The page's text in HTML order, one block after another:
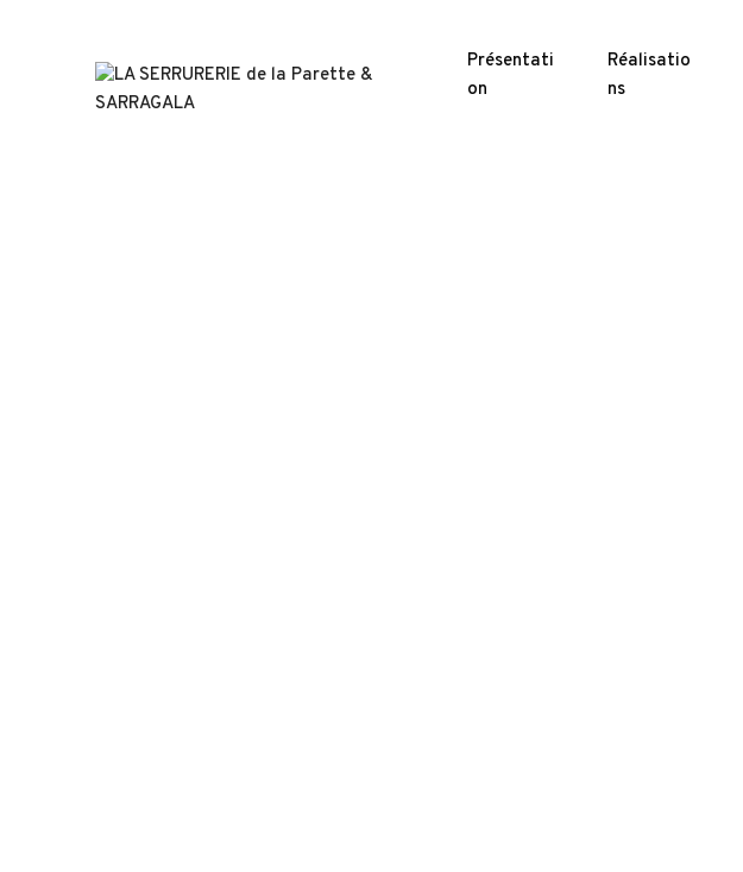
Présentati
on
Réalisatio
ns